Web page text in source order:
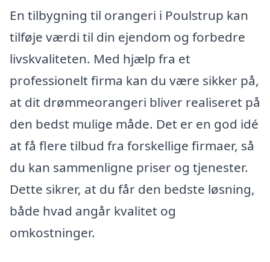
En tilbygning til orangeri i Poulstrup kan
tilføje værdi til din ejendom og forbedre
livskvaliteten. Med hjælp fra et
professionelt firma kan du være sikker på,
at dit drømmeorangeri bliver realiseret på
den bedst mulige måde. Det er en god idé
at få flere tilbud fra forskellige firmaer, så
du kan sammenligne priser og tjenester.
Dette sikrer, at du får den bedste løsning,
både hvad angår kvalitet og
omkostninger.